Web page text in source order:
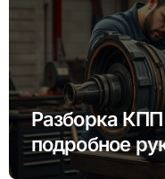
Разборка
подробное